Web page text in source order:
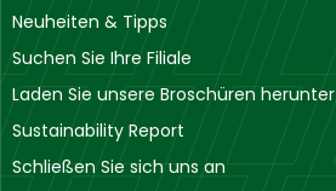
Neuheiten & Tipps
Suchen Sie Ihre Filiale
Laden Sie unsere Broschüren herunter
Sustainability Report
Schließen Sie sich uns an